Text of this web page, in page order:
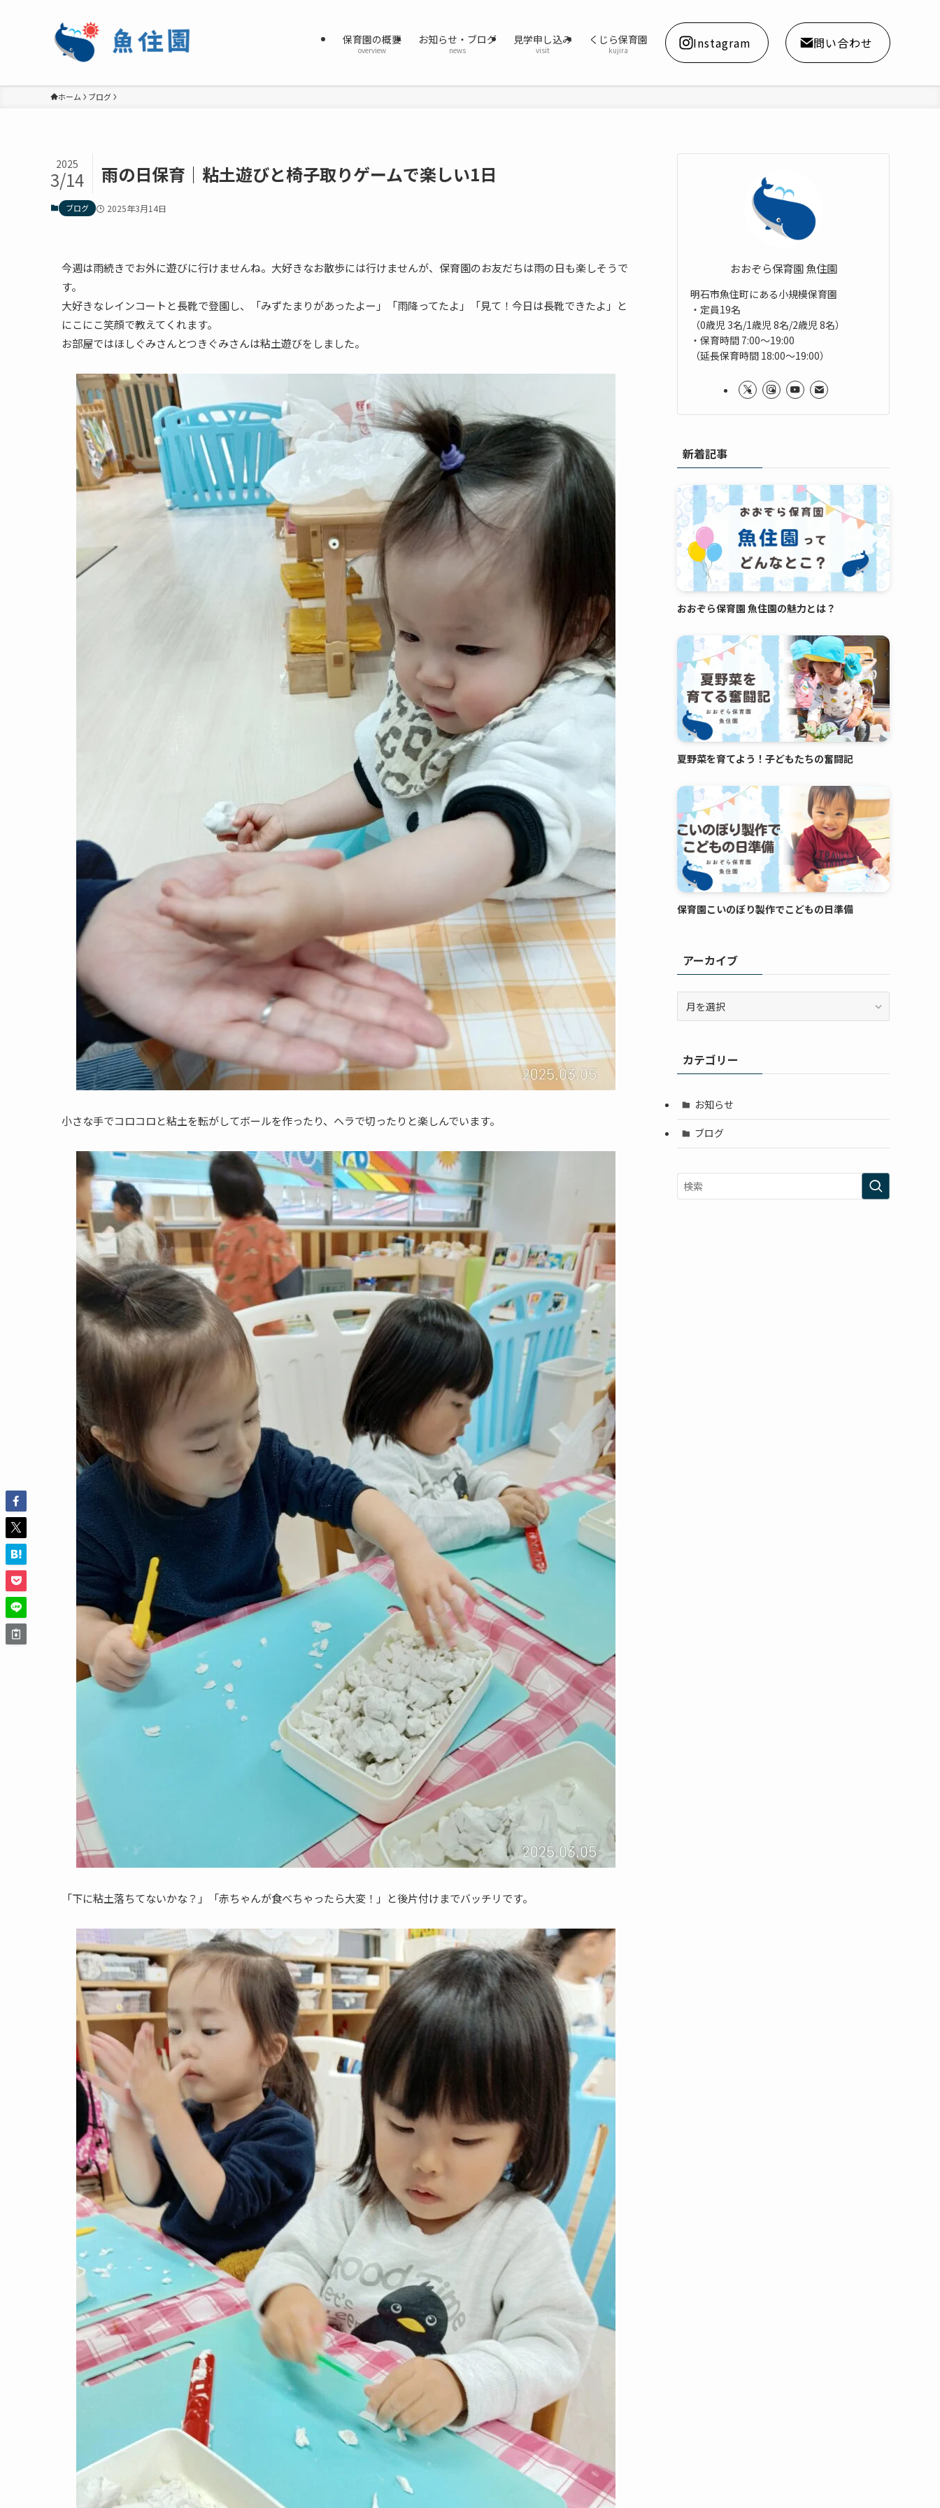
保育園の概要
overview
お知らせ・ブログ
news
見学申し込み
visit
くじら保育園
kujira Instagram 問い合わせ
ホーム ブログ
雨の日保育｜粘土遊びと椅子取りゲームで楽しい1日
2025
3/14
ブログ 2025年3月14日
今週は雨続きでお外に遊びに行けませんね。大好きなお散歩には行けませんが、保育園のお友だちは雨の日も楽しそうで
す。
大好きなレインコートと長靴で登園し、「みずたまりがあったよー」「雨降ってたよ」「見て！今日は長靴できたよ」と
にこにこ笑顔で教えてくれます。
お部屋ではほしぐみさんとつきぐみさんは粘土遊びをしました。
小さな手でコロコロと粘土を転がしてボールを作ったり、ヘラで切ったりと楽しんでいます。
「下に粘土落ちてないかな？」「赤ちゃんが食べちゃったら大変！」と後片付けまでバッチリです。
おおぞら保育園 魚住園
明石市魚住町にある小規模保育園
・定員19名
（0歳児 3名/1歳児 8名/2歳児 8名）
・保育時間 7:00～19:00
（延長保育時間 18:00～19:00）
新着記事
おおぞら保育園 魚住園の魅力とは？
夏野菜を育てよう！子どもたちの奮闘記
保育園こいのぼり製作でこどもの日準備
アーカイブ
ブカテゴリー
お知らせ
ブログ